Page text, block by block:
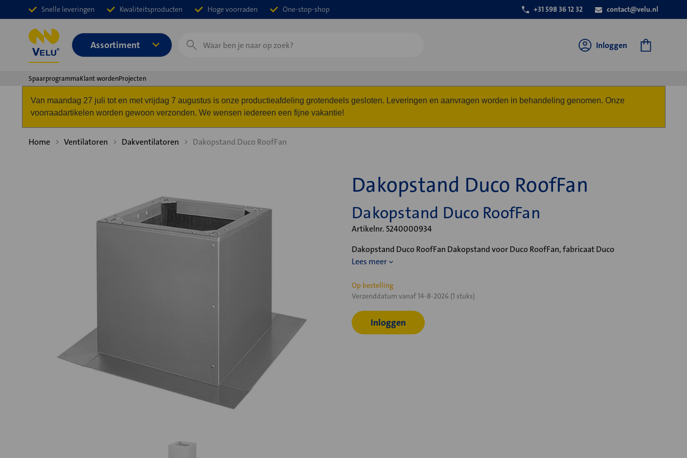
Snelle leveringen Kwaliteitsproducten Hoge voorraden One-stop-shop +31 598 36 12 32 contact@velu.nl
Assortiment
Zoeken
Inloggen
SpaarprogrammaKlant wordenProjecten
Van maandag 27 juli tot en met vrijdag 7 augustus is onze productieafdeling grotendeels gesloten. Leveringen en aanvragen worden in behandeling genomen. Onze
voorraadartikelen worden gewoon verzonden. We wensen iedereen een fijne vakantie!
Home Ventilatoren Dakventilatoren Dakopstand Duco RoofFan
Dakopstand Duco RoofFan
Dakopstand Duco RoofFan
Artikelnr. 5240000934
Dakopstand Duco RoofFan Dakopstand voor Duco RoofFan, fabricaat Duco
Lees meer
Huidige
voorraad:
Op bestelling
Verzenddatum vanaf 14-8-2026 (1 stuks)
Inloggen